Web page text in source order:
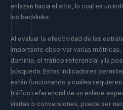
enlazan hacia el sitio, lo cual es un
los backlinks.
Al evaluar la efectividad de las
importante observar varias
dominio, el tráfico referencial y la
búsqueda. Estos indicadores
están funcionando y cuáles
tráfico referencial de un enlace
visitas o conversiones, puede ser